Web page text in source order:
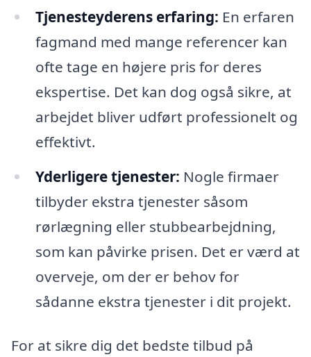
Tjenesteyderens erfaring: En erfaren
fagmand med mange referencer kan
ofte tage en højere pris for deres
ekspertise. Det kan dog også sikre, at
arbejdet bliver udført professionelt og
effektivt.
Yderligere tjenester: Nogle firmaer
tilbyder ekstra tjenester såsom
rørlægning eller stubbearbejdning,
som kan påvirke prisen. Det er værd at
overveje, om der er behov for
sådanne ekstra tjenester i dit projekt.
For at sikre dig det bedste tilbud på